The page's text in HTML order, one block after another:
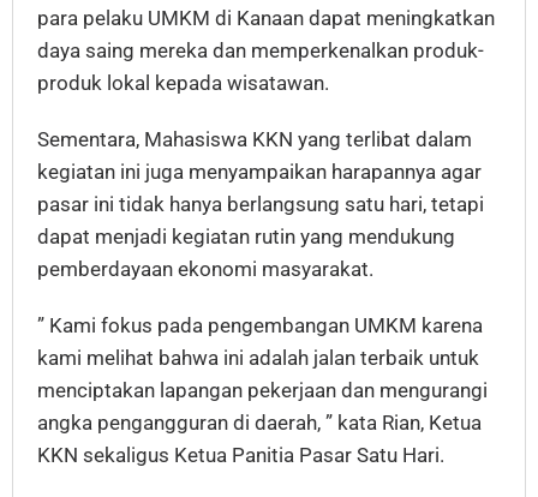
para pelaku UMKM di Kanaan dapat meningkatkan
daya saing mereka dan memperkenalkan produk-
produk lokal kepada wisatawan.
Sementara, Mahasiswa KKN yang terlibat dalam
kegiatan ini juga menyampaikan harapannya agar
pasar ini tidak hanya berlangsung satu hari, tetapi
dapat menjadi kegiatan rutin yang mendukung
pemberdayaan ekonomi masyarakat.
” Kami fokus pada pengembangan UMKM karena
kami melihat bahwa ini adalah jalan terbaik untuk
menciptakan lapangan pekerjaan dan mengurangi
angka pengangguran di daerah, ” kata Rian, Ketua
KKN sekaligus Ketua Panitia Pasar Satu Hari.